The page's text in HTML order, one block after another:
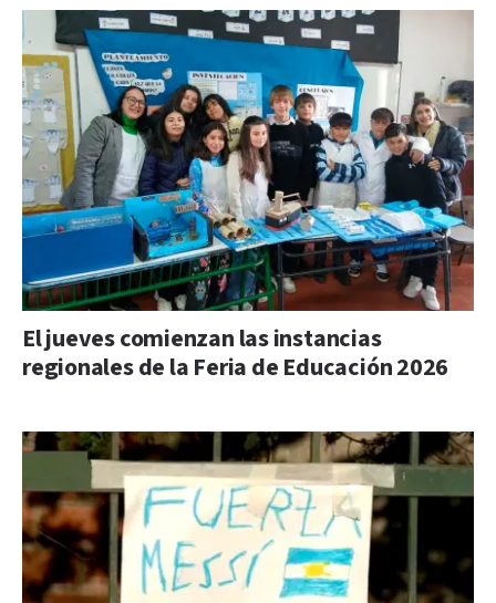
El jueves comienzan las instancias
regionales de la Feria de Educación 2026